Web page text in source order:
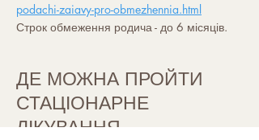
podachi-zaiavy-pro-obmezhennia.html
Строк обмеження родича - до 6 місяців.
ДЕ МОЖНА ПРОЙТИ
СТАЦІОНАРНЕ
ЛІКУВАННЯ